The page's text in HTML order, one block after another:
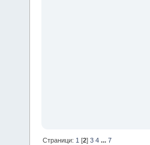
Страници:1 [2]3 4 ...7